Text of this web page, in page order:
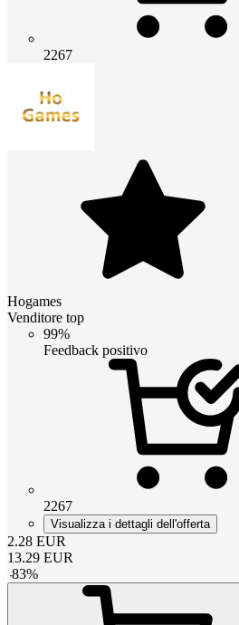
2267
Hogames
Venditore top
99%
Feedback positivo
2267
Visualizza i dettagli dell'offerta
2.28 EUR
13.29 EUR
-83%